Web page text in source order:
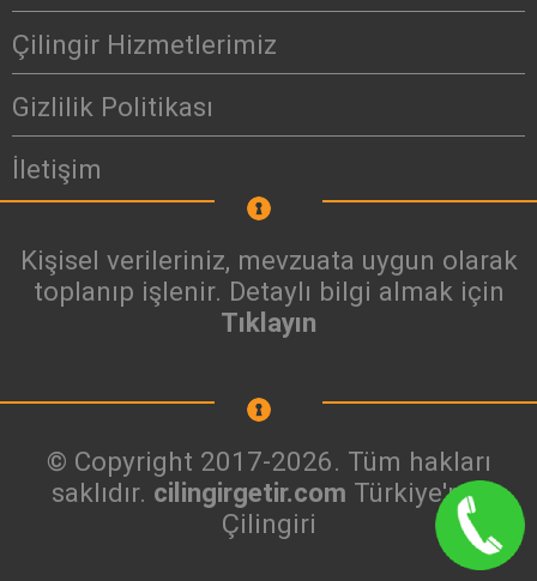
Çilingir Hizmetlerimiz
Gizlilik Politikası
İletişim
Kişisel verileriniz, mevzuata uygun olarak
toplanıp işlenir. Detaylı bilgi almak için
Tıklayın
© Copyright 2017-2026. Tüm hakları
saklıdır. cilingirgetir.com Türkiye'nin
Çilingiri